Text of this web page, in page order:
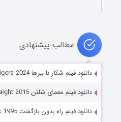
مطالب پیشنهادی
دانلود فیلم شکار با ببرها Hunting with Tigers 2024
دانلود فیلم معمای شلتن The World Made Straight 2015
دانلود فیلم راه بدون بازگشت No Way Back 1995